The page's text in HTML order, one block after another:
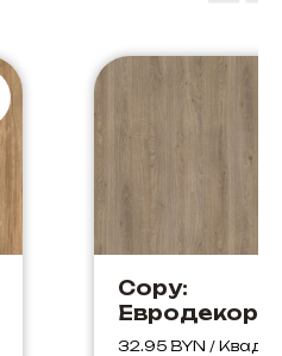
Copy:
00х2070х18
32.95 BYN /